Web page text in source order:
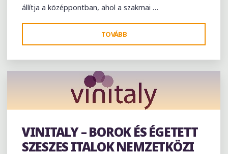
állítja a középpontban, ahol a szakmai …
TOVÁBB
KÖRNYEZETVÉDELMI
TECHNOLÓGIÁK
KIÁLLÍTÁSA
2008-
ROMÁNIA,
BUKAREST"
Kiállítás
VINITALY – BOROK ÉS ÉGETETT
SZESZES ITALOK NEMZETKÖZI